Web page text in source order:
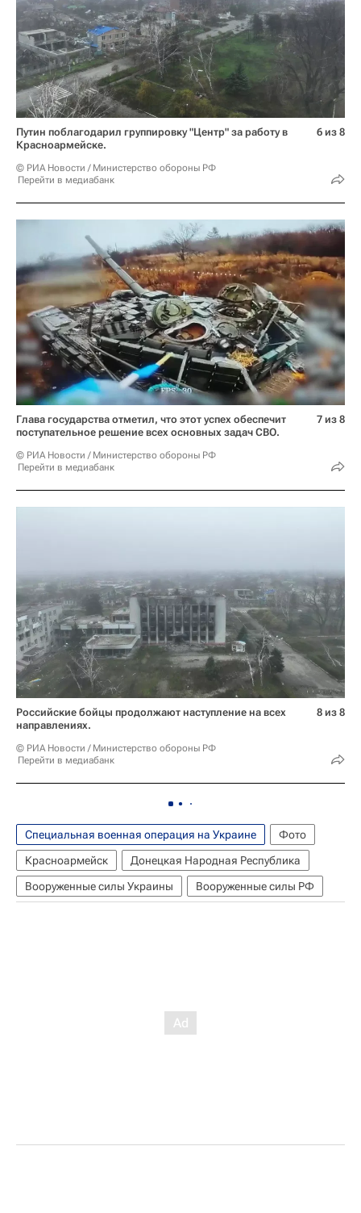
Путин поблагодарил группировку "Центр" за работу в
Красноармейске.
© РИА Новости / Министерство обороны РФ
Перейти в медиабанк
6 из 8
Глава государства отметил, что этот успех обеспечит
поступательное решение всех основных задач СВО.
© РИА Новости / Министерство обороны РФ
Перейти в медиабанк
7 из 8
Российские бойцы продолжают наступление на всех
направлениях.
© РИА Новости / Министерство обороны РФ
Перейти в медиабанк
8 из 8
Специальная военная операция на Украине
Фото
Красноармейск
Донецкая Народная Республика
Вооруженные силы Украины
Вооруженные силы РФ